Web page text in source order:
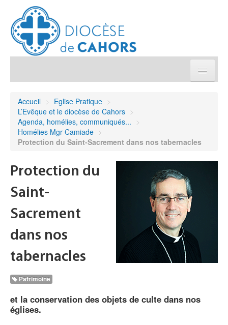
Démarches et sacrements
Sanctuaires & Pélerinages
Agenda diocésain
Accueil > Eglise Pratique >
L’Evêque et le diocèse de Cahors >
Agenda, homélies, communiqués... >
Homélies Mgr Camiade >
Protection du Saint-Sacrement dans nos tabernacles
Protection du
Saint-
Sacrement
dans nos
tabernacles
Patrimoine
et la conservation des objets de culte dans nos
églises.